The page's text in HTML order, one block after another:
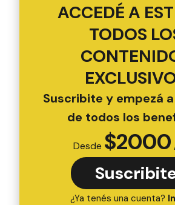
ACCEDÉ A
TODOS
Suscribite y empezá
de todos los
Desde $2000
¿Ya tenés una cuenta?